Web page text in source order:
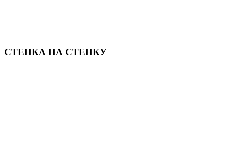
СТЕНКА НА СТЕНКУ